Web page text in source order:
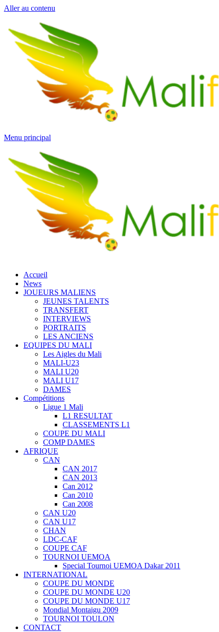
Aller au contenu
Menu principal
Accueil
News
JOUEURS MALIENS
JEUNES TALENTS
TRANSFERT
INTERVIEWS
PORTRAITS
LES ANCIENS
EQUIPES DU MALI
Les Aigles du Mali
MALI-U23
MALI U20
MALI U17
DAMES
Compétitions
Ligue 1 Mali
L1 RESULTAT
CLASSEMENTS L1
COUPE DU MALI
COMP DAMES
AFRIQUE
CAN
CAN 2017
CAN 2013
Can 2012
Can 2010
Can 2008
CAN U20
CAN U17
CHAN
LDC-CAF
COUPE CAF
TOURNOI UEMOA
Special Tournoi UEMOA Dakar 2011
INTERNATIONAL
COUPE DU MONDE
COUPE DU MONDE U20
COUPE DU MONDE U17
Mondial Montaigu 2009
TOURNOI TOULON
CONTACT